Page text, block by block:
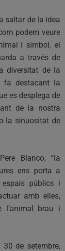
saltar de la idea
podem veure
i símbol, el
a través de
diversitat de la
fa destacant la
es desplega de
de la nostra
la sinuositat de
Blanco, “la
ens porta a
espais públics i
amb elles,
brau i
de setembre,